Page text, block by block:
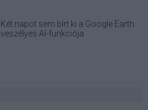
Két napot sem bírt ki a Google Earth
veszélyes AI-funkciója